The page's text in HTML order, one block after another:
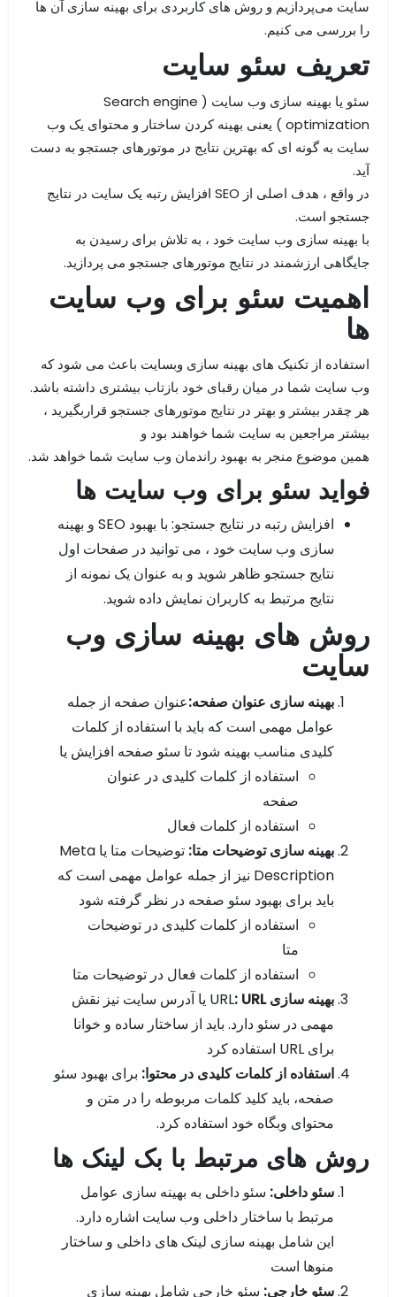
سایت می‌پردازیم و روش های کاربردی برای بهینه سازی آن ها
را بررسی می کنیم.
تعریف سئو سایت
سئو یا بهینه سازی وب سایت ( Search engine
optimization ) یعنی بهینه کردن ساختار و محتوای یک وب
سایت به گونه ای که بهترین نتایج در موتورهای جستجو به دست
آید.
در واقع ، هدف اصلی از SEO افزایش رتبه یک سایت در نتایج
جستجو است.
با بهینه سازی وب سایت خود ، به تلاش برای رسیدن به
جایگاهی ارزشمند در نتایج موتورهای جستجو می پردازید.
اهمیت سئو برای وب سایت
ها
استفاده از تکنیک های بهینه سازی وبسایت باعث می شود که
وب سایت شما در میان رقبای خود بازتاب بیشتری داشته باشد.
هر چقدر بیشتر و بهتر در نتایج موتورهای جستجو قراربگیرید ،
بیشتر مراجعین به سایت شما خواهند بود و
همین موضوع منجر به بهبود راندمان وب سایت شما خواهد شد.
فواید سئو برای وب سایت ها
افزایش رتبه در نتایج جستجو: با بهبود SEO و بهینه
سازی وب سایت خود ، می توانید در صفحات اول
نتایج جستجو ظاهر شوید و به عنوان یک نمونه از
نتایج مرتبط به کاربران نمایش داده شوید.
روش های بهینه سازی وب
سایت
بهینه سازی عنوان صفحه:عنوان صفحه از جمله
عوامل مهمی است که باید با استفاده از کلمات
کلیدی مناسب بهینه شود تا سئو صفحه افزایش یا
استفاده از کلمات کلیدی در عنوان
صفحه
استفاده از کلمات فعال
بهینه سازی توضیحات متا:
توضیحات متا یا Meta
Description نیز از جمله عوامل مهمی است که
باید برای بهبود سئو صفحه در نظر گرفته شود
استفاده از کلمات کلیدی در توضیحات
متا
استفاده از کلمات فعال در توضیحات متا
بهینه سازیURL
: URL
یا آدرس سایت نیز نقش
مهمی در سئو دارد. باید از ساختار ساده و خوانا
برای URL استفاده کرد
استفاده از کلمات کلیدی در محتوا: برای بهبود سئو
صفحه، باید کلید کلمات مربوطه را در متن و
محتوای وبگاه خود استفاده کرد.
روش های مرتبط با بک لینک ها
سئو داخلی: سئو داخلی به بهینه سازی عوامل
مرتبط با ساختار داخلی وب سایت اشاره دارد.
این شامل بهینه سازی لینک های داخلی و ساختار
منوها است
سئو خارجی: سئو خارجی شامل بهینه سازی